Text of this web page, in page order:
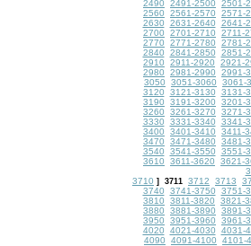
2490
2491-2500 2501-
2560
2561-2570 2571-
2630
2631-2640 2641-
2700
2701-2710 2711-
2770
2771-2780 2781-
2840
2841-2850 2851-
2910
2911-2920 2921-
2980
2981-2990 2991-
3050
3051-3060 3061-
3120
3121-3130 3131-
3190
3191-3200 3201-
3260
3261-3270 3271-
3330
3331-3340 3341-
3400
3401-3410 3411-
3470
3471-3480 3481-
3540
3541-3550 3551-
3610
3611-3620 3621-
3710 ] 3711 3712 3713
3740
3741-3750 3751-
3810
3811-3820 3821-
3880
3881-3890 3891-
3950
3951-3960 3961-
4020
4021-4030 4031-
4090
4091-4100 4101-